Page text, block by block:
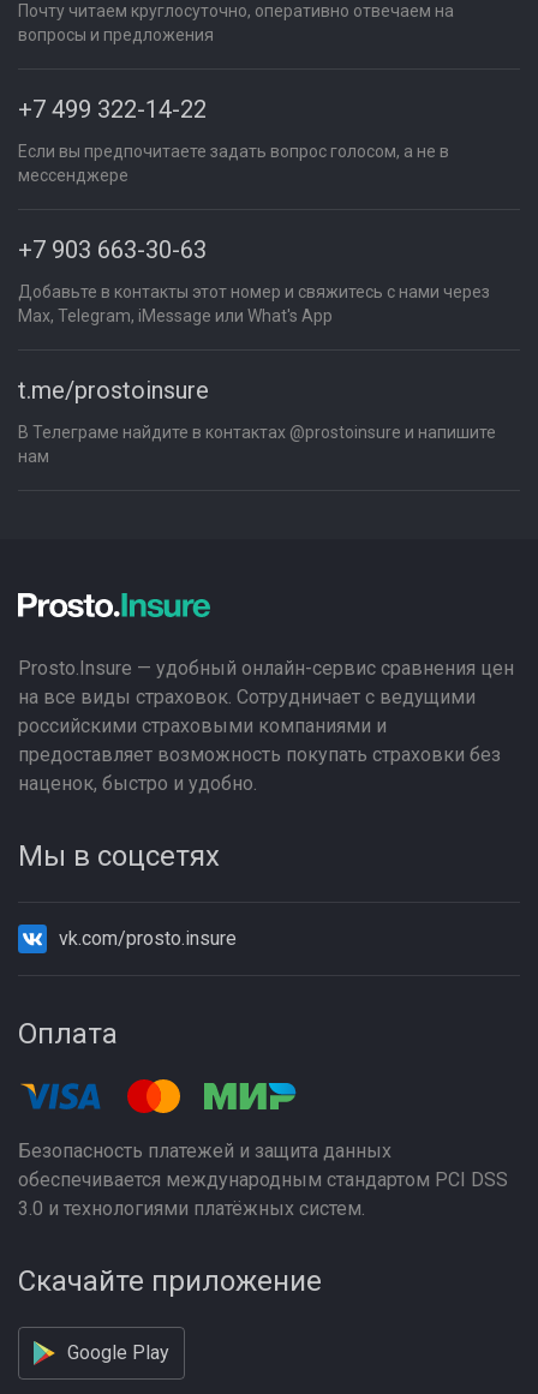
Почту читаем круглосуточно, оперативно отвечаем на
вопросы и предложения
+7 499 322-14-22
Если вы предпочитаете задать вопрос голосом, а не в
мессенджере
+7 903 663-30-63
Добавьте в контакты этот номер и свяжитесь с нами через
Max, Telegram, iMessage или What's App
t.me/prostoinsure
В Телеграме найдите в контактах @prostoinsure и напишите
нам
Prosto.Insure — удобный онлайн-сервис сравнения цен
на все виды страховок. Сотрудничает с ведущими
российскими страховыми компаниями и
предоставляет возможность покупать страховки без
наценок, быстро и удобно.
Мы в соцсетях
vk.com/prosto.insure
Оплата
Безопасность платежей и защита данных
обеспечивается международным стандартом PCI DSS
3.0 и технологиями платёжных систем.
Скачайте приложение
Google Play